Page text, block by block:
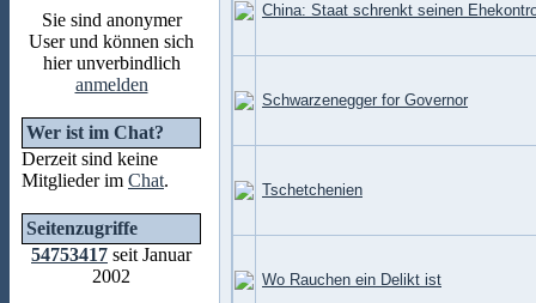
Sie sind anonymer
User und können sich
hier unverbindlich
anmelden
Wer ist im Chat?
Derzeit sind keine
Mitglieder im Chat.
Seitenzugriffe
54753417 seit Januar
2002
China: Staat schrenkt seinen
Schwarzenegger for Governor
Tschetchenien
Wo Rauchen ein Delikt ist